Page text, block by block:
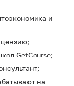
и
GetCourse;
на